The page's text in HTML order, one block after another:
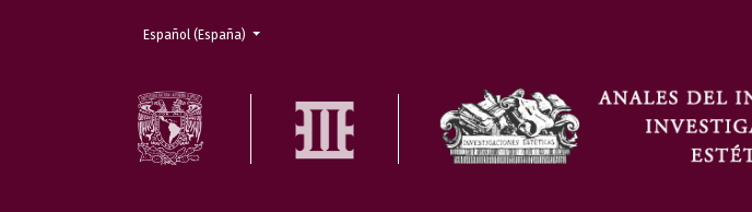
Cambiar el idioma. El actual es:
Español (España)